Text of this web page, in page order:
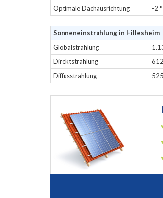
Optimale Dachausrichtung
-2 °
Sonneneinstrahlung in Hillesheim
Globalstrahlung
Direktstrahlung
Diffusstrahlung